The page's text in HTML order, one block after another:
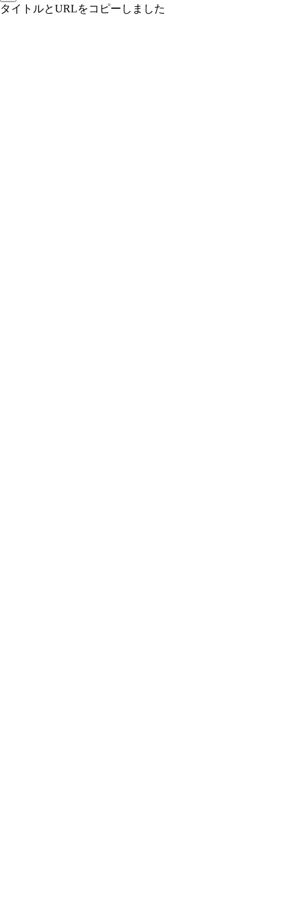
タイトルとURLをコピーしました